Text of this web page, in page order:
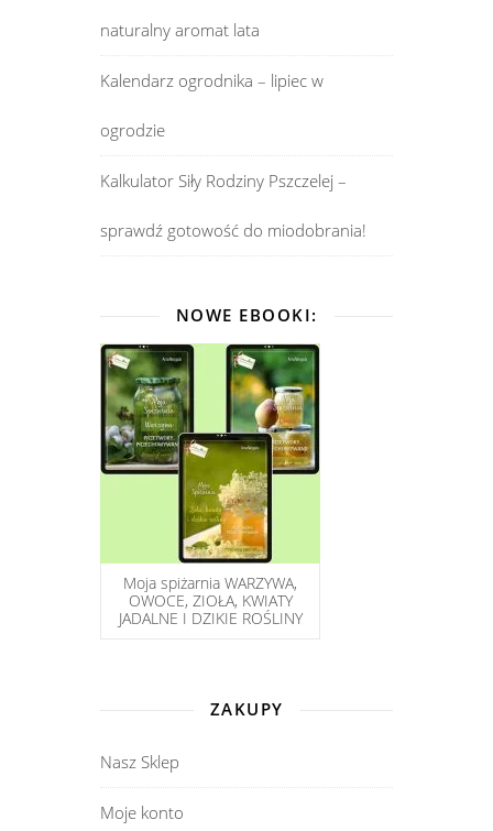
naturalny aromat lata
Kalendarz ogrodnika – lipiec w
ogrodzie
Kalkulator Siły Rodziny Pszczelej –
sprawdź gotowość do miodobrania!
NOWE EBOOKI:
Moja spiżarnia WARZYWA,
OWOCE, ZIOŁA, KWIATY
JADALNE I DZIKIE ROŚLINY
ZAKUPY
Nasz Sklep
Moje konto